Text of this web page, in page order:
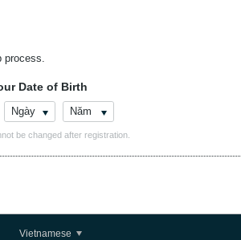
process.
Date of Birth
Ngày Năm
be changed after registration.
Vietnamese